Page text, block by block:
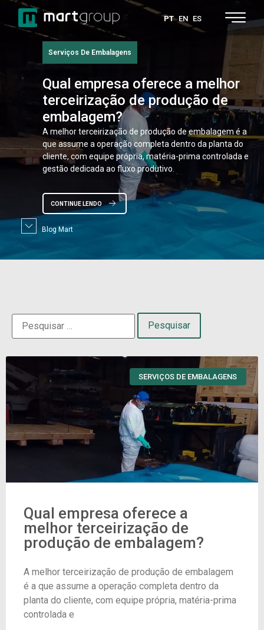
PT EN ES
Serviços De Embalagens
Qual empresa oferece a melhor
terceirização de produção de
embalagem?
A melhor terceirização de produção de embalagem é a
que assume a operação completa dentro da planta do
cliente, com equipe própria, matéria-prima controlada e
gestão dedicada ao fluxo produtivo.
CONTINUE LENDO
Blog Mart
SERVIÇOS DE EMBALAGENS
Qual empresa oferece a
melhor terceirização de
produção de embalagem?
A melhor terceirização de produção de embalagem
é a que assume a operação completa dentro da
planta do cliente, com equipe própria, matéria-prima
controlada e